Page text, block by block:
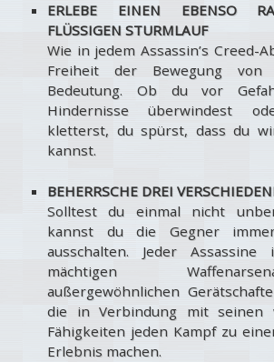
ERLEBE EINEN EBENSO
FLÜSSIGEN STURMLAUF
Wie in jedem Assassin’s Creed-
Freiheit der Bewegung von
Bedeutung. Ob du vor
Hindernisse überwindest
kletterst, du spürst, dass du
kannst.
BEHERRSCHE DREI
Solltest du einmal nicht
kannst du die Gegner
ausschalten. Jeder
mächtigen
außergewöhnlichen
die in Verbindung mit seinen
Fähigkeiten jeden Kampf zu
Erlebnis machen.